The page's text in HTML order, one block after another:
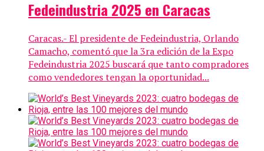
Fedeindustria 2025 en Caracas
Caracas.- El presidente de Fedeindustria, Orlando
Camacho, comentó que la 3ra edición de la Expo
Fedeindustria 2025 buscará que tanto compradores
como vendedores tengan la oportunidad...